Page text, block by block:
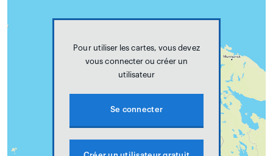
Pour utiliser les cartes, vous devez
vous connecter ou créer un
utilisateur
Se connecter